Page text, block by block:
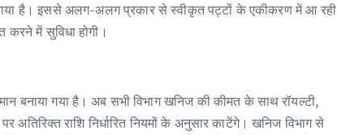
है। इससे अलग-अलग प्रकार से स्वीकृत पट्टों के एकीकरण में आ रही
करने में सुविधा होगी।
बनाया गया है। अब सभी विभाग खनिज की कीमत के साथ रॉयल्टी,
राशि निर्धारित नियमों के अनुसार काटेंगे। खनिज विभाग से